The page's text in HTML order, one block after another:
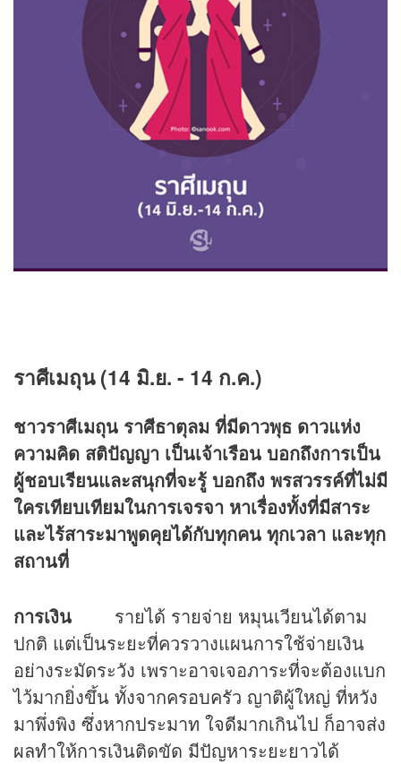
ราศีเมถุน (14 มิ.ย. - 14 ก.ค.)
ชาวราศีเมถุน ราศีธาตุลม ที่มีดาวพุธ ดาวแห่ง
ความคิด สติปัญญา เป็นเจ้าเรือน บอกถึงการเป็น
ผู้ชอบเรียนและสนุกที่จะรู้ บอกถึง พรสวรรค์ที่ไม่มี
ใครเทียบเทียมในการเจรจา หาเรื่องทั้งที่มีสาระ
และไร้สาระมาพูดคุยได้กับทุกคน ทุกเวลา และทุก
สถานที่
การเงิน รายได้ รายจ่าย หมุนเวียนได้ตาม
ปกติ แต่เป็นระยะที่ควรวางแผนการใช้จ่ายเงิน
อย่างระมัดระวัง เพราะอาจเจอภาระที่จะต้องแบก
ไว้มากยิ่งขึ้น ทั้งจากครอบครัว ญาติผู้ใหญ่ ที่หวัง
มาพึ่งพิง ซึ่งหากประมาท ใจดีมากเกินไป ก็อาจส่ง
ผลทำให้การเงินติดขัด มีปัญหาระยะยาวได้